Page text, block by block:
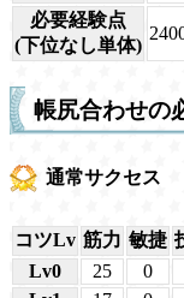
必要経験点
(下位なし単体)
帳尻合わせの
通常サクセス
コツLv 筋力 敏捷
Lv0
25 0